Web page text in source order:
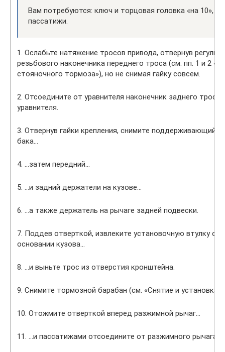
Вам потребуются: ключ и торцовая головка «на 10»,
пассатижи.
1. Ослабьте натяжение тросов привода, отвернув
резьбового наконечника переднего троса (см. пп. 1 и 2
стояночного тормоза»), но не снимая гайку совсем.
2. Отсоедините от уравнителя наконечник заднего троса
уравнителя.
3. Отвернув гайки крепления, снимите поддерживающий
бака…
4. …затем передний…
5. …и задний держатели на кузове…
6. …а также держатель на рычаге задней подвески.
7. Поддев отверткой, извлеките установочную втулку
основании кузова…
8. …и выньте трос из отверстия кронштейна.
9. Снимите тормозной барабан (см. «Снятие и установка
10. Отожмите отверткой вперед разжимной рычаг…
11. …и пассатижами отсоедините от разжимного рычага